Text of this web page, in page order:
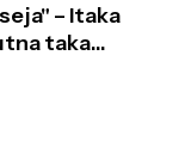
– Itaka
taka…